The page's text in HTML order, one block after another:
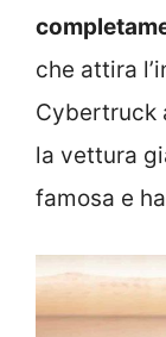
che attira
Cybertruck
la vettura
famosa e